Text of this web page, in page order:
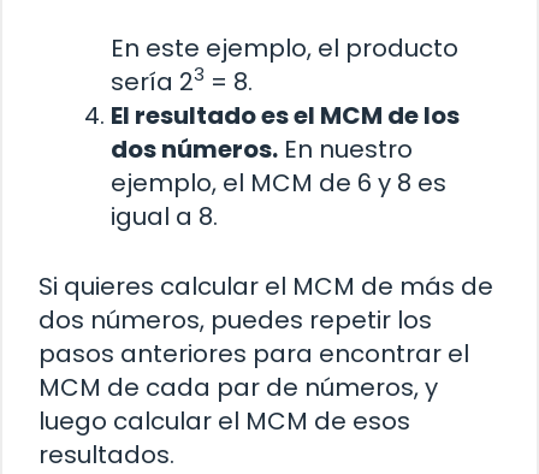
En este ejemplo, el producto
sería 23 = 8.
El resultado es el MCM de los
dos números. En nuestro
ejemplo, el MCM de 6 y 8 es
igual a 8.
Si quieres calcular el MCM de más de
dos números, puedes repetir los
pasos anteriores para encontrar el
MCM de cada par de números, y
luego calcular el MCM de esos
resultados.